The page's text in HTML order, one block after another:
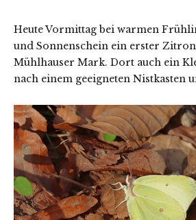
Heute Vormittag bei warmen
und Sonnenschein ein erster
Mühlhauser Mark. Dort auch ein
nach einem geeigneten Nistkasten